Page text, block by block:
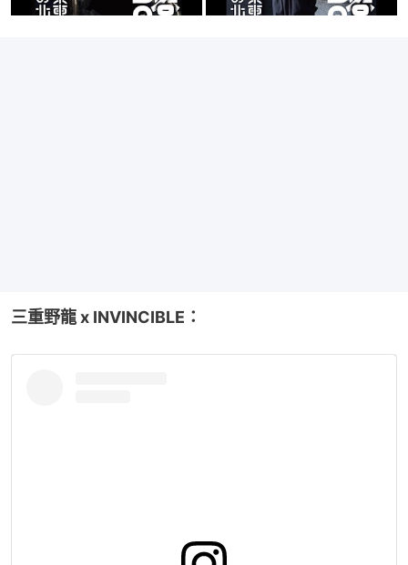
三重野龍 x INVINCIBLE：